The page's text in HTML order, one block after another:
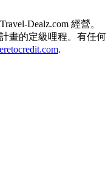
Dealz.com 經營。
畫的定級哩程。有任何
.